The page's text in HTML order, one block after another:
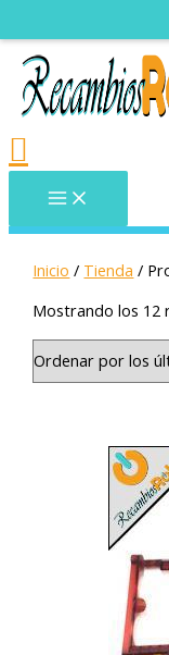
Inicio / Tienda /
Mostrando los 12